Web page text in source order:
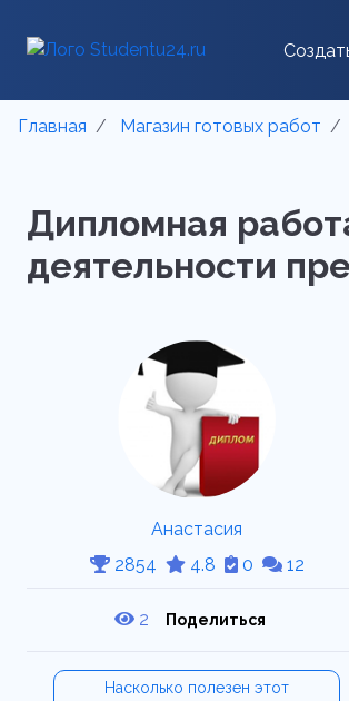
Главная Магазин готовых работ
Дипломная
деятельности
Анастасия
2854
4.8 0 12
2 Поделиться
Насколько полезен этот